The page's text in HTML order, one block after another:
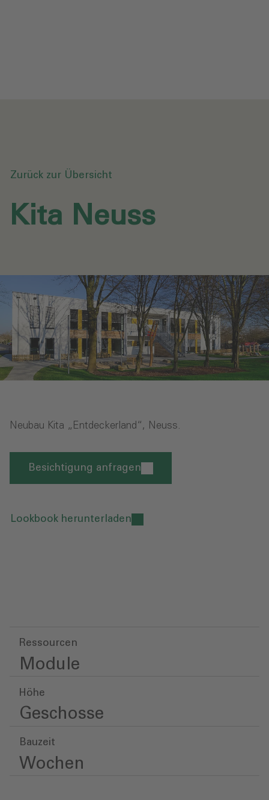
Zurück zur Übersicht
Kita Neuss‎
Neubau Kita „Entdeckerland“, Neuss.
Besichtigung anfragen
Lookbook herunterladen
Ressourcen
Module
Höhe
Geschosse
Bauzeit
Wochen